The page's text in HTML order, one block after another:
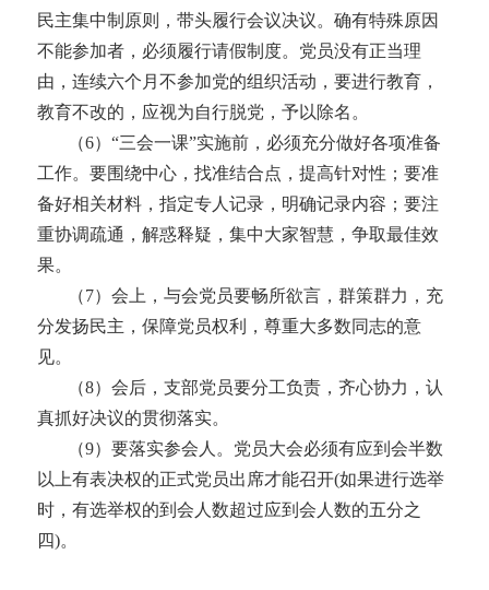
民主集中制原则，带头履行会议决议。确有特殊原因
不能参加者，必须履行请假制度。党员没有正当理
由，连续六个月不参加党的组织活动，要进行教育，
教育不改的，应视为自行脱党，予以除名。
（6）“三会一课”实施前，必须充分做好各项准备
工作。要围绕中心，找准结合点，提高针对性；要准
备好相关材料，指定专人记录，明确记录内容；要注
重协调疏通，解惑释疑，集中大家智慧，争取最佳效
果。
（7）会上，与会党员要畅所欲言，群策群力，充
分发扬民主，保障党员权利，尊重大多数同志的意
见。
（8）会后，支部党员要分工负责，齐心协力，认
真抓好决议的贯彻落实。
（9）要落实参会人。党员大会必须有应到会半数
以上有表决权的正式党员出席才能召开(如果进行选举
时，有选举权的到会人数超过应到会人数的五分之
四)。